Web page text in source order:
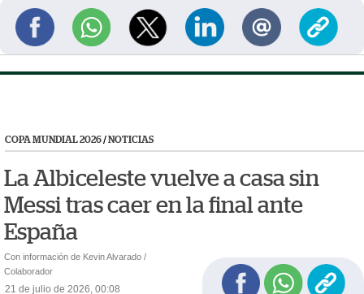
COPA MUNDIAL 2026/ NOTICIAS
La Albiceleste vuelve a casa sin
Messi tras caer en la final ante
España
Con información de Kevin Alvarado /
Colaborador
21 de julio de 2026, 00:08